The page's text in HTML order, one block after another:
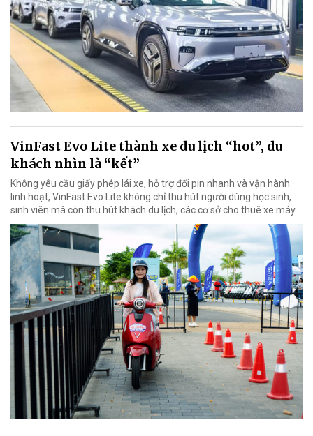
VinFast Evo Lite thành xe du lịch “hot”, du
khách nhìn là “kết”
Không yêu cầu giấy phép lái xe, hỗ trợ đổi pin nhanh và vận hành
linh hoạt, VinFast Evo Lite không chỉ thu hút người dùng học sinh,
sinh viên mà còn thu hút khách du lịch, các cơ sở cho thuê xe máy.